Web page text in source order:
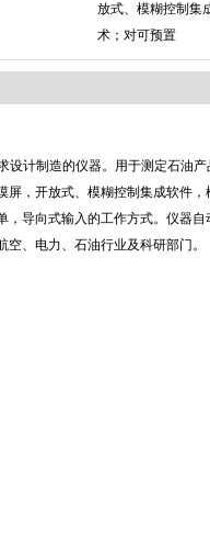
放式、模糊控制集
术；对可预置
设计制造的仪器。用于测定石油
，开放式、模糊控制集成软件
导向式输入的工作方式。仪器
、电力、石油行业及科研部门。